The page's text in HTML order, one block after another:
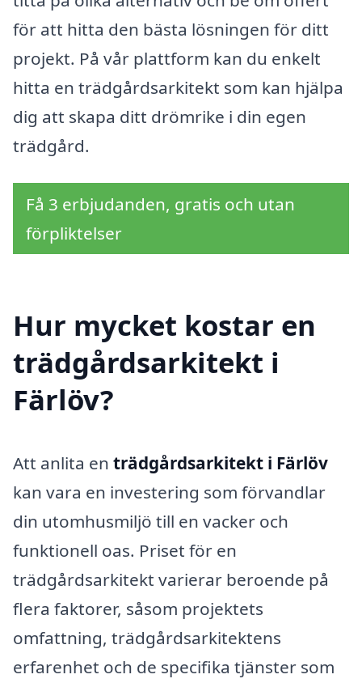
för att hitta den bästa lösningen för ditt
projekt. På vår plattform kan du enkelt
hitta en trädgårdsarkitekt som kan hjälpa
dig att skapa ditt drömrike i din egen
trädgård.
Få 3 erbjudanden, gratis och utan
förpliktelser
Hur mycket kostar en
trädgårdsarkitekt i
Färlöv?
Att anlita en trädgårdsarkitekt i Färlöv
kan vara en investering som förvandlar
din utomhusmiljö till en vacker och
funktionell oas. Priset för en
trädgårdsarkitekt varierar beroende på
flera faktorer, såsom projektets
omfattning, trädgårdsarkitektens
erfarenhet och de specifika tjänster som